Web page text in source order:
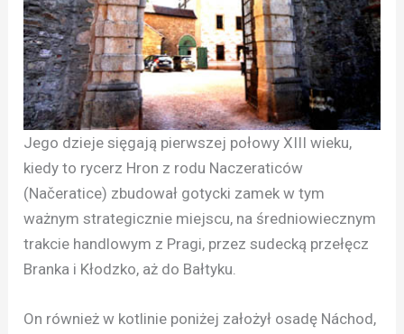
Jego dzieje sięgają pierwszej połowy XIII wieku,
kiedy to rycerz Hron z rodu Naczeraticów
(Načeratice) zbudował gotycki zamek w tym
ważnym strategicznie miejscu, na średniowiecznym
trakcie handlowym z Pragi, przez sudecką przełęcz
Branka i Kłodzko, aż do Bałtyku.
On również w kotlinie poniżej założył osadę Náchod,